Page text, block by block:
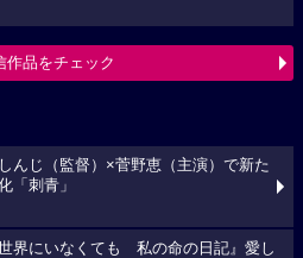
作品をチェック
んじ（監督）×菅野恵（主演）で新た
「刺青」
世界にいなくても 私の命の日記』愛し